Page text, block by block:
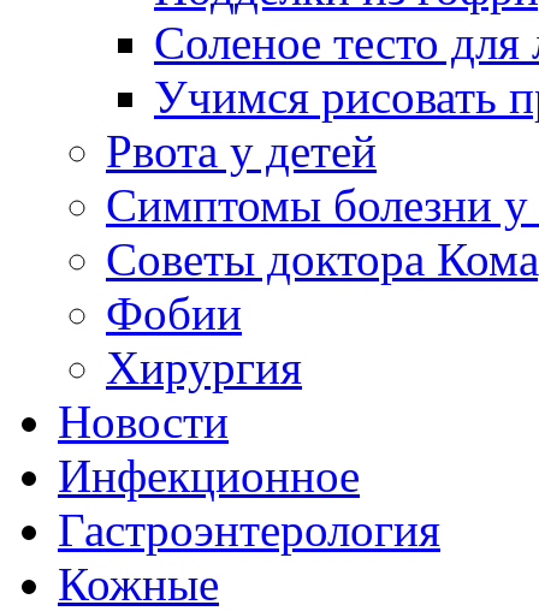
Соленое тесто для
Учимся рисовать
Рвота у детей
Симптомы болезни у
Советы доктора
Фобии
Хирургия
Новости
Инфекционное
Гастроэнтерология
Кожные